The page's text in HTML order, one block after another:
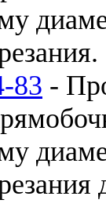
83 -